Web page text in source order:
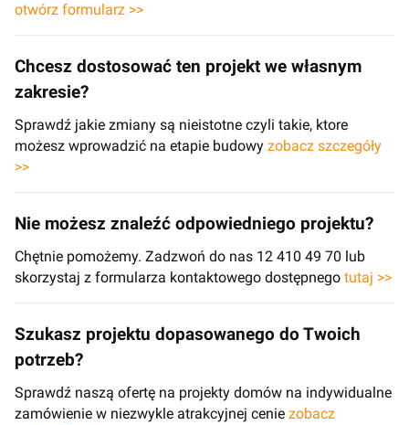
otwórz formularz >>
Chcesz dostosować ten projekt we własnym
zakresie?
Sprawdź jakie zmiany są nieistotne czyli takie, ktore
możesz wprowadzić na etapie budowy zobacz szczegóły
>>
Nie możesz znaleźć odpowiedniego projektu?
Chętnie pomożemy. Zadzwoń do nas 12 410 49 70 lub
skorzystaj z formularza kontaktowego dostępnego tutaj >>
Szukasz projektu dopasowanego do Twoich
potrzeb?
Sprawdź naszą ofertę na projekty domów na indywidualne
zamówienie w niezwykle atrakcyjnej cenie zobacz